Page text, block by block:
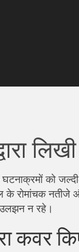
को
के रोमांचक नतीजे
उलझन न रहे।
कवर